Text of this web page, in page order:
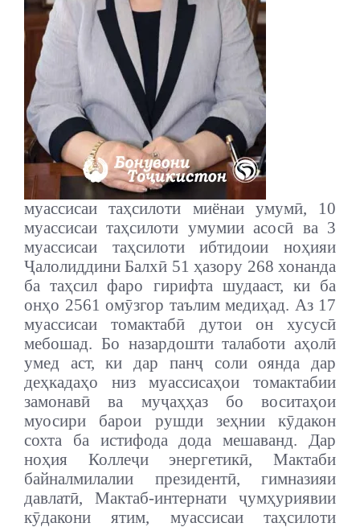
муассисаи таҳсилоти миёнаи умумӣ, 10
муассисаи таҳсилоти умумии асосӣ ва 3
муассисаи таҳсилоти ибтидоии ноҳияи
Ҷалолиддини Балхӣ 51 ҳазору 268 хонанда
ба таҳсил фаро гирифта шудааст, ки ба
онҳо 2561 омӯзгор таълим медиҳад. Аз 17
муассисаи томактабӣ дутои он хусусӣ
мебошад. Бо назардошти талаботи аҳолӣ
умед аст, ки дар панҷ соли оянда дар
деҳкадаҳо низ муассисаҳои томактабии
замонавӣ ва муҷаҳҳаз бо воситаҳои
муосири барои рушди зеҳнии кӯдакон
сохта ба истифода дода мешаванд. Дар
ноҳия Коллеҷи энергетикӣ, Мактаби
байналмилалии президентӣ, гимназияи
давлатӣ, Мактаб-интернати ҷумҳуриявии
кӯдакони ятим, муассисаи таҳсилоти